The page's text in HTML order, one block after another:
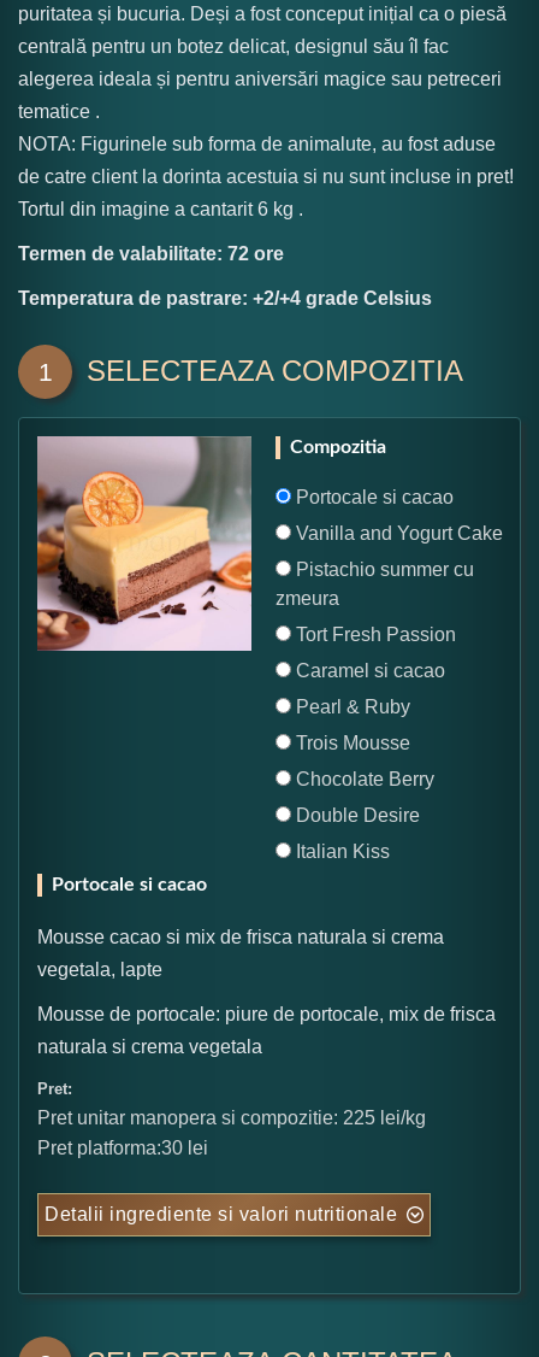
puritatea și bucuria. Deși a fost conceput inițial ca o piesă
centrală pentru un botez delicat, designul său îl fac
alegerea ideala și pentru aniversări magice sau petreceri
tematice .
NOTA: Figurinele sub forma de animalute, au fost aduse
de catre client la dorinta acestuia si nu sunt incluse in pret!
Tortul din imagine a cantarit 6 kg .
Termen de valabilitate: 72 ore
Temperatura de pastrare: +2/+4 grade Celsius
1 SELECTEAZA COMPOZITIA
Compozitia
Portocale si cacao
Vanilla and Yogurt Cake
Pistachio summer cu
zmeura
Tort Fresh Passion
Caramel si cacao
Pearl & Ruby
Trois Mousse
Chocolate Berry
Double Desire
Italian Kiss
Portocale si cacao
Mousse cacao si mix de frisca naturala si crema
vegetala, lapte
Mousse de portocale: piure de portocale, mix de frisca
naturala si crema vegetala
Pret:
Pret unitar manopera si compozitie: 225 lei/kg
Pret platforma:30 lei
Detalii ingrediente si valori nutritionale